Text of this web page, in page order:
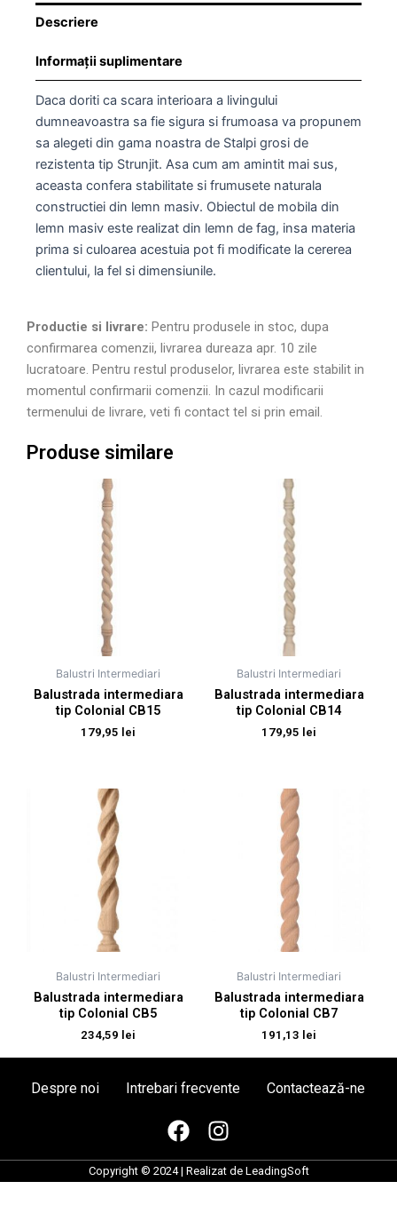
Descriere
Informații suplimentare
Daca doriti ca scara interioara a livingului
dumneavoastra sa fie sigura si frumoasa va propunem
sa alegeti din gama noastra de Stalpi grosi de
rezistenta tip Strunjit. Asa cum am amintit mai sus,
aceasta confera stabilitate si frumusete naturala
constructiei din lemn masiv. Obiectul de mobila din
lemn masiv este realizat din lemn de fag, insa materia
prima si culoarea acestuia pot fi modificate la cererea
clientului, la fel si dimensiunile.
Productie si livrare: Pentru produsele in stoc, dupa
confirmarea comenzii, livrarea dureaza apr. 10 zile
lucratoare. Pentru restul produselor, livrarea este stabilit in
momentul confirmarii comenzii. In cazul modificarii
termenului de livrare, veti fi contact tel si prin email.
Produse similare
Balustri Intermediari
Balustrada intermediara
tip Colonial CB15
179,95 lei
Balustri Intermediari
Balustrada intermediara
tip Colonial CB14
179,95 lei
Balustri Intermediari
Balustrada intermediara
tip Colonial CB5
234,59 lei
Balustri Intermediari
Balustrada intermediara
tip Colonial CB7
191,13 lei
Despre noi Intrebari frecvente Contactează-ne
F
c
I
s
Copyright © 2024 | Realizat de LeadingSoft